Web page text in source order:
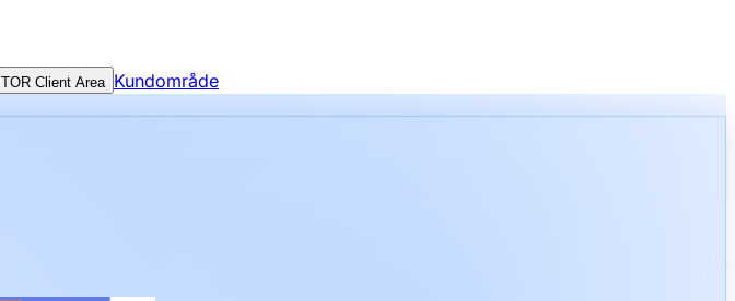
TOR Client Area Kundområde